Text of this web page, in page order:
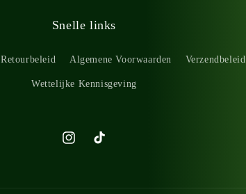
Snelle links
Retourbeleid Algemene Voorwaarden Verzendbeleid
Wettelijke Kennisgeving
InstagramTikTok